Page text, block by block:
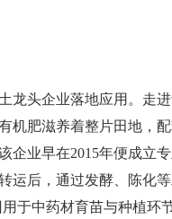
龙头企业落地应用。走
机肥滋养着整片田地，
企业早在2015年便成立
运后，通过发酵、陈化
于中药材育苗与种植环